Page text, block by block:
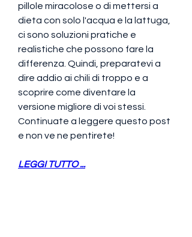
pillole miracolose o di mettersi a
dieta con solo l'acqua e la lattuga,
ci sono soluzioni pratiche e
realistiche che possono fare la
differenza. Quindi, preparatevi a
dire addio ai chili di troppo e a
scoprire come diventare la
versione migliore di voi stessi.
Continuate a leggere questo post
e non ve ne pentirete!
LEGGI TUTTO ...